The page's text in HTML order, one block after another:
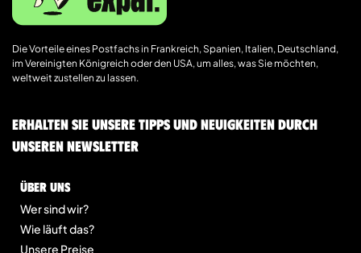
Die Vorteile eines Postfachs in Frankreich, Spanien, Italien, Deutschland,
im Vereinigten Königreich oder den USA, um alles, was Sie möchten,
weltweit zustellen zu lassen.
Erhalten Sie unsere Tipps und Neuigkeiten durch
unseren Newsletter
Über uns
Wer sind wir?
Wie läuft das?
Unsere Preise